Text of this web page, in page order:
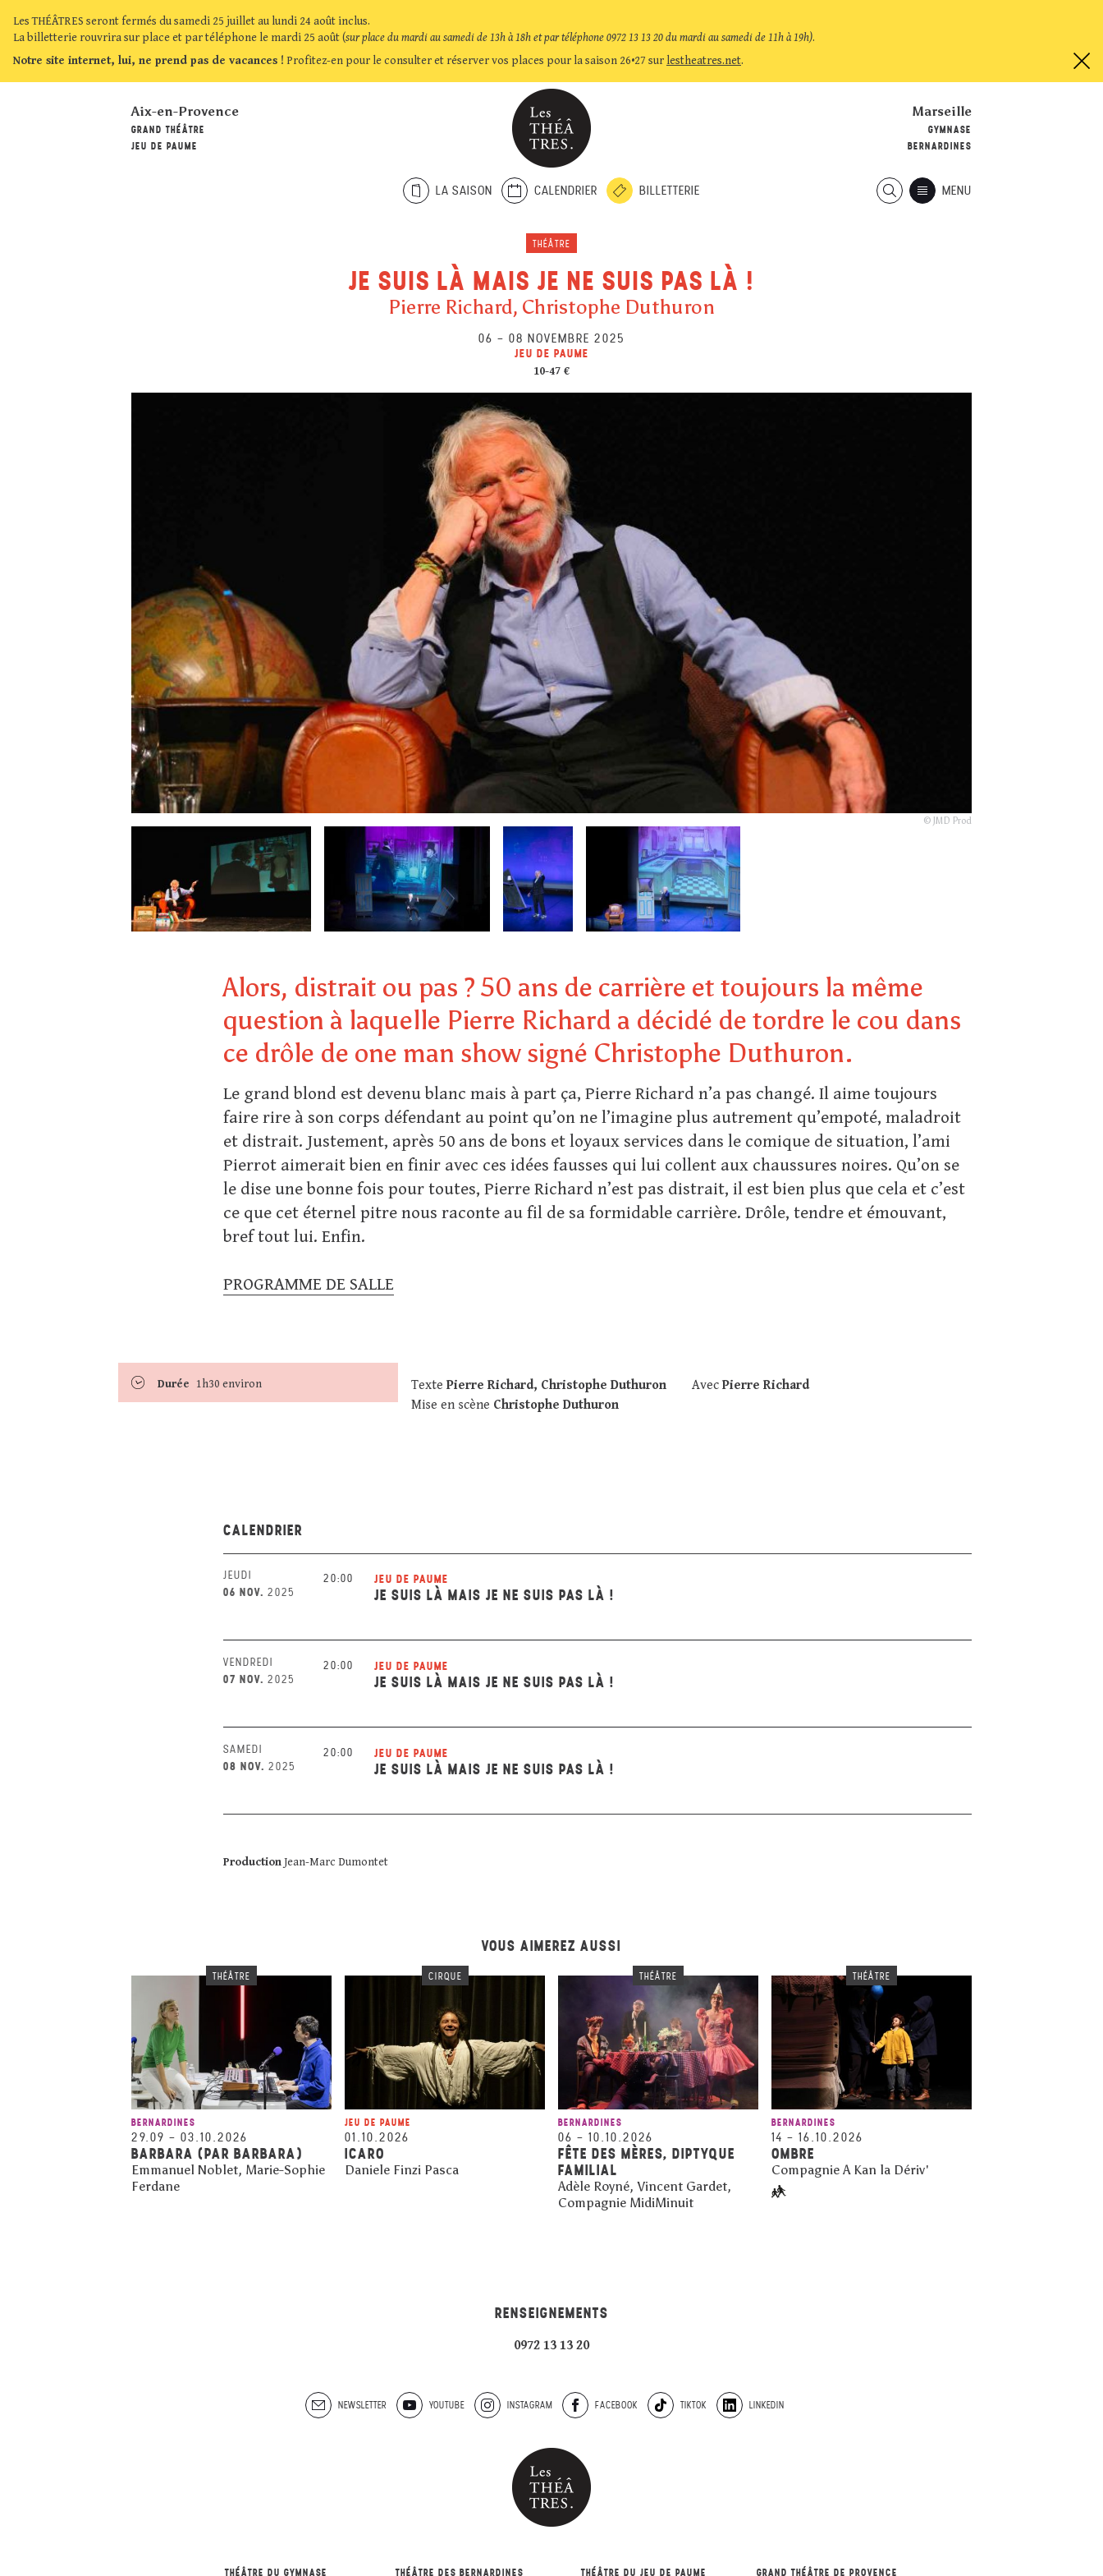
Les THÉÂTRES seront fermés du samedi 25 juillet au lundi 24 août inclus.
La billetterie rouvrira sur place et par téléphone le mardi 25 août (sur place du mardi au samedi de 13h à 18h et par téléphone 0972 13 13 20 du mardi au samedi de 11h à 19h).
Notre site internet, lui, ne prend pas de vacances ! Profitez-en pour le consulter et réserver vos places pour la saison 26•27 sur lestheatres.net.
Marseille
GYMNASE
BERNARDINES
Aix-en-Provence
GRAND THÉÂTRE
JEU DE PAUME
LA SAISON CALENDRIER BILLETTERIE MENU
THÉÂTRE
JE SUIS LÀ MAIS JE NE SUIS PAS LÀ !
Pierre Richard, Christophe Duthuron
06 – 08 NOVEMBRE 2025
JEU DE PAUME
10-47 €
© JMD Prod
Alors, distrait ou pas ? 50 ans de carrière et toujours la même
question à laquelle Pierre Richard a décidé de tordre le cou dans
ce drôle de one man show signé Christophe Duthuron.
Le grand blond est devenu blanc mais à part ça, Pierre Richard n’a pas changé. Il aime toujours
faire rire à son corps défendant au point qu’on ne l’imagine plus autrement qu’empoté, maladroit
et distrait. Justement, après 50 ans de bons et loyaux services dans le comique de situation, l’ami
Pierrot aimerait bien en finir avec ces idées fausses qui lui collent aux chaussures noires. Qu’on se
le dise une bonne fois pour toutes, Pierre Richard n’est pas distrait, il est bien plus que cela et c’est
ce que cet éternel pitre nous raconte au fil de sa formidable carrière. Drôle, tendre et émouvant,
bref tout lui. Enfin.
PROGRAMME DE SALLE
TextePierre Richard, Christophe Duthuron
Mise en scène Christophe Duthuron
Avec Pierre Richard
Durée 1h30 environ
CALENDRIER
JEUDI
06 NOV. 2025
20:00 JEU DE PAUME
JE SUIS LÀ MAIS JE NE SUIS PAS LÀ !
VENDREDI
07 NOV. 2025
20:00 JEU DE PAUME
JE SUIS LÀ MAIS JE NE SUIS PAS LÀ !
SAMEDI
08 NOV. 2025
20:00 JEU DE PAUME
JE SUIS LÀ MAIS JE NE SUIS PAS LÀ !
ProductionJean-Marc Dumontet
VOUS AIMEREZ AUSSI
THÉÂTRE
BERNARDINES
29.09 – 03.10.2026
BARBARA (PAR BARBARA)
Emmanuel Noblet, Marie-Sophie
Ferdane
CIRQUE
JEU DE PAUME
01.10.2026
ICARO
Daniele Finzi Pasca
THÉÂTRE
BERNARDINES
06 – 10.10.2026
FÊTE DES MÈRES, DIPTYQUE
FAMILIAL
Adèle Royné, Vincent Gardet,
Compagnie MidiMinuit
THÉÂTRE
BERNARDINES
14 – 16.10.2026
OMBRE
Compagnie A Kan la Dériv'
RENSEIGNEMENTS
0972 13 13 20
NEWSLETTER YOUTUBE INSTAGRAM FACEBOOK TIKTOK LINKEDIN
THÉÂTRE DU GYMNASE THÉÂTRE DES BERNARDINES THÉÂTRE DU JEU DE PAUME GRAND THÉÂTRE DE PROVENCE